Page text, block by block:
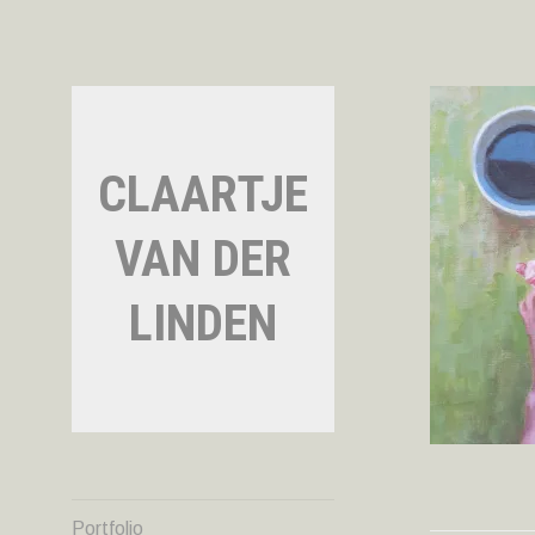
CLAARTJE
VAN DER
LINDEN
Portfolio